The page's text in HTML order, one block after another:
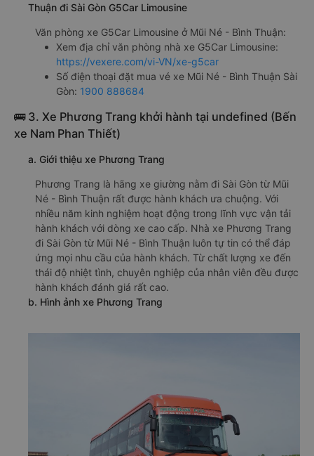
Thuận đi Sài Gòn G5Car Limousine
Văn phòng xe G5Car Limousine ở Mũi Né - Bình Thuận:
Xem địa chỉ văn phòng nhà xe G5Car Limousine:
https://vexere.com/vi-VN/xe-g5car
Số điện thoại đặt mua vé xe Mũi Né - Bình Thuận Sài
Gòn: 1900 888684
🚌 3. Xe Phương Trang khởi hành tại undefined (Bến
xe Nam Phan Thiết)
a. Giới thiệu xe Phương Trang
Phương Trang là hãng xe giường nằm đi Sài Gòn từ Mũi
Né - Bình Thuận rất được hành khách ưa chuộng. Với
nhiều năm kinh nghiệm hoạt động trong lĩnh vực vận tải
hành khách với dòng xe cao cấp. Nhà xe Phương Trang
đi Sài Gòn từ Mũi Né - Bình Thuận luôn tự tin có thể đáp
ứng mọi nhu cầu của hành khách. Từ chất lượng xe đến
thái độ nhiệt tình, chuyên nghiệp của nhân viên đều được
hành khách đánh giá rất cao.
b. Hình ảnh xe Phương Trang